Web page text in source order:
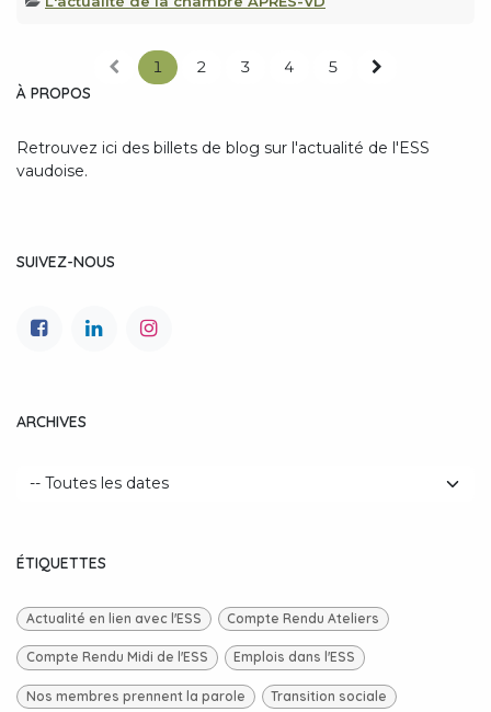
1 2 3 4
5
À PROPOS
Retrouvez ici des billets de blog sur l'actualité de l'ESS
vaudoise.
SUIVEZ-NOUS
ARCHIVES
ÉTIQUETTES
Actualité en lien avec l'ESS Compte Rendu Ateliers
Compte Rendu Midi de l'ESS Emplois dans l'ESS
Nos membres prennent la parole Transition sociale